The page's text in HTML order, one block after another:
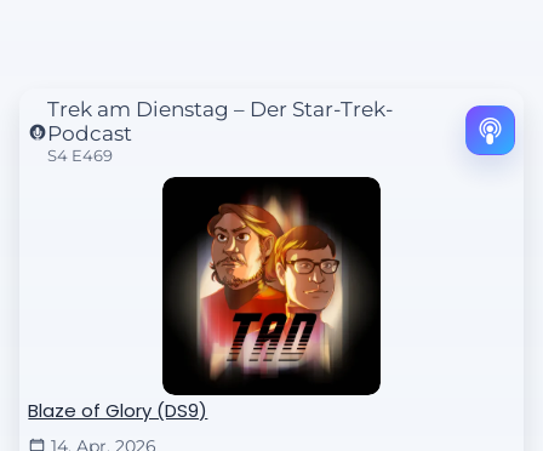
Trek am Dienstag – Der Star-Trek-
Podcast
S4 E469
Blaze of Glory (DS9)
14. Apr. 2026